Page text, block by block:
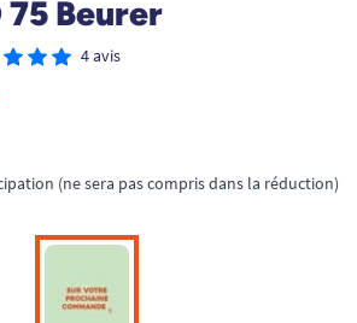
75 Beurer
4 avis
(ne sera pas compris dans la réduction)